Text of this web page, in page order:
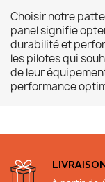
Choisir notre
panel signifie
durabilité et
les pilotes qui
de leur
performance